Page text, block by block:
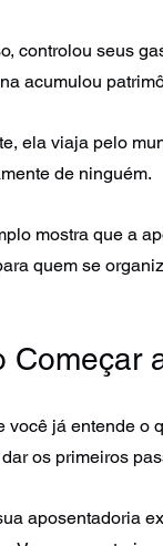
controlou seus
acumulou
ela viaja pelo
de ninguém.
mostra que a
quem se
Começar
você já entende o
os primeiros
aposentadoria